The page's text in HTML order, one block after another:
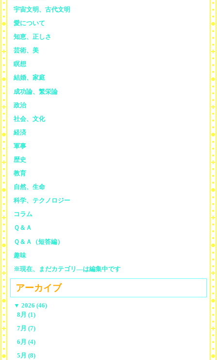
宇宙文明、古代文明
愛について
知恵、正しさ
芸術、美
瞑想
結婚、家庭
成功論、繁栄論
政治
社会、文化
経済
軍事
歴史
教育
自然、生命
科学、テクノロジー
コラム
Ｑ＆Ａ
Ｑ＆Ａ（短答編）
趣味
※現在、まだカテゴリ—は編集中です
アーカイブ
▼ 2026 (46)
8月 (1)
7月 (7)
6月 (4)
5月 (8)